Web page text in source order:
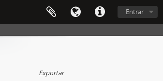
Entrar
Exportar